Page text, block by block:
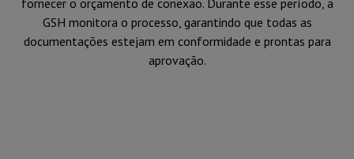
fornecer o orçamento de conexão. Durante esse período, a
GSH monitora o processo, garantindo que todas as
documentações estejam em conformidade e prontas para
aprovação.